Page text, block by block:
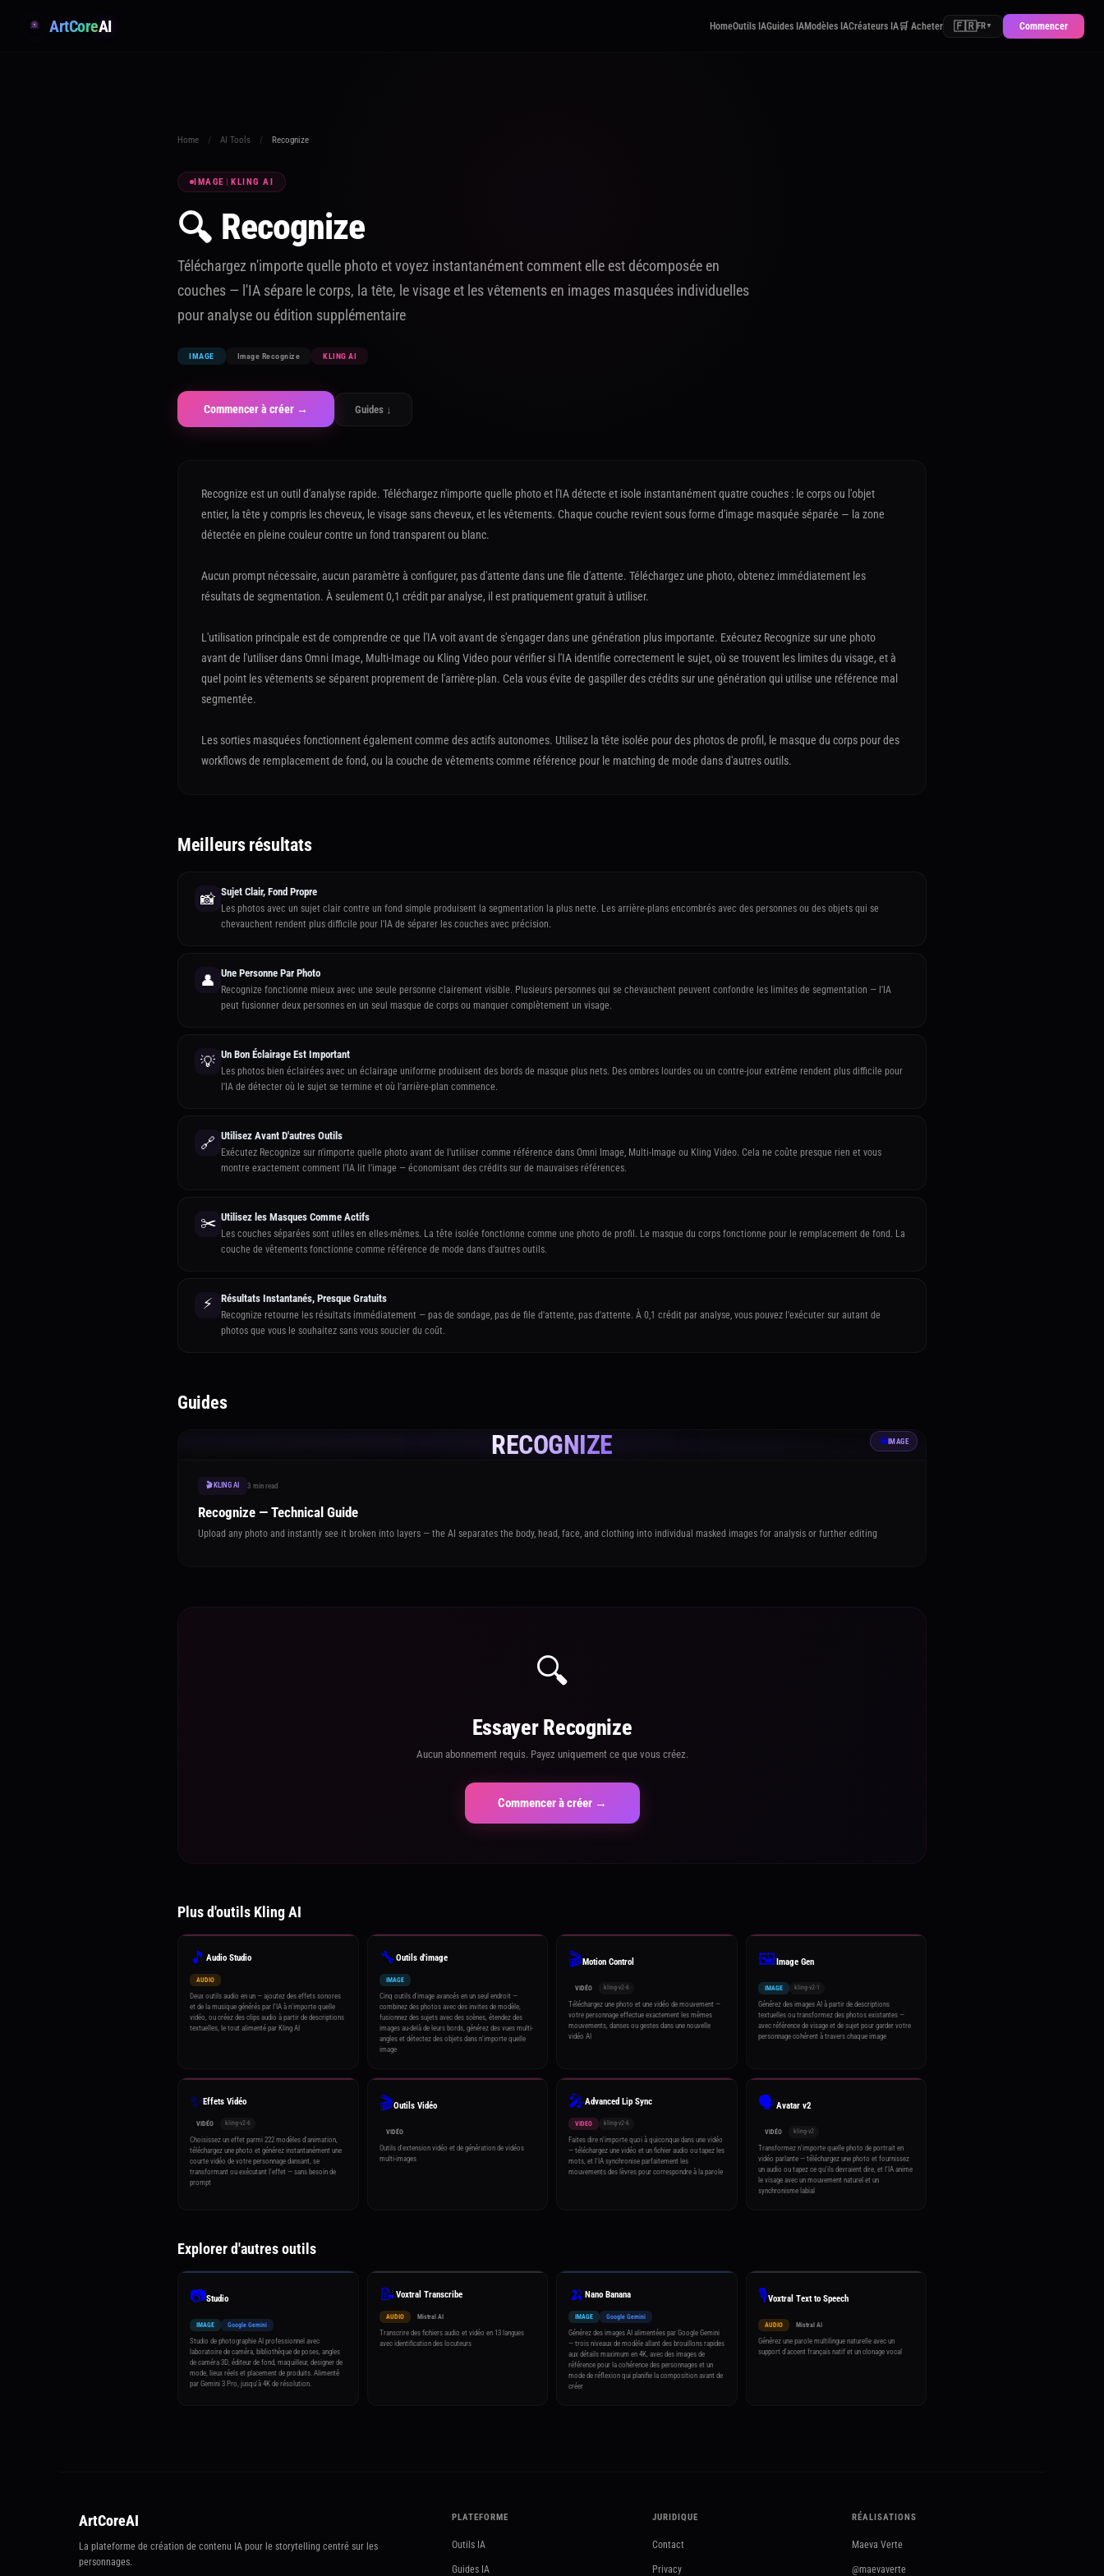
ArtCoreAI HomeOutils IAGuides IAModèles IACréateurs IA🛒 Acheter 🇫🇷FR ▼ Commencer
Home / AI Tools / Recognize
IMAGE | KLING AI
🔍 Recognize
Téléchargez n'importe quelle photo et voyez instantanément comment elle est décomposée en
couches — l'IA sépare le corps, la tête, le visage et les vêtements en images masquées individuelles
pour analyse ou édition supplémentaire
IMAGE Image Recognize KLING AI
Commencer à créer → Guides ↓
Recognize est un outil d'analyse rapide. Téléchargez n'importe quelle photo et l'IA détecte et isole instantanément quatre couches : le corps ou l'objet
entier, la tête y compris les cheveux, le visage sans cheveux, et les vêtements. Chaque couche revient sous forme d'image masquée séparée — la zone
détectée en pleine couleur contre un fond transparent ou blanc.
Aucun prompt nécessaire, aucun paramètre à configurer, pas d'attente dans une file d'attente. Téléchargez une photo, obtenez immédiatement les
résultats de segmentation. À seulement 0,1 crédit par analyse, il est pratiquement gratuit à utiliser.
L'utilisation principale est de comprendre ce que l'IA voit avant de s'engager dans une génération plus importante. Exécutez Recognize sur une photo
avant de l'utiliser dans Omni Image, Multi-Image ou Kling Video pour vérifier si l'IA identifie correctement le sujet, où se trouvent les limites du visage, et à
quel point les vêtements se séparent proprement de l'arrière-plan. Cela vous évite de gaspiller des crédits sur une génération qui utilise une référence mal
segmentée.
Les sorties masquées fonctionnent également comme des actifs autonomes. Utilisez la tête isolée pour des photos de profil, le masque du corps pour des
workflows de remplacement de fond, ou la couche de vêtements comme référence pour le matching de mode dans d'autres outils.
Meilleurs résultats
📸 Sujet Clair, Fond Propre
Les photos avec un sujet clair contre un fond simple produisent la segmentation la plus nette. Les arrière-plans encombrés avec des personnes ou des objets qui se
chevauchent rendent plus difficile pour l'IA de séparer les couches avec précision.
👤 Une Personne Par Photo
Recognize fonctionne mieux avec une seule personne clairement visible. Plusieurs personnes qui se chevauchent peuvent confondre les limites de segmentation — l'IA
peut fusionner deux personnes en un seul masque de corps ou manquer complètement un visage.
💡 Un Bon Éclairage Est Important
Les photos bien éclairées avec un éclairage uniforme produisent des bords de masque plus nets. Des ombres lourdes ou un contre-jour extrême rendent plus difficile pour
l'IA de détecter où le sujet se termine et où l'arrière-plan commence.
🔗 Utilisez Avant D'autres Outils
Exécutez Recognize sur n'importe quelle photo avant de l'utiliser comme référence dans Omni Image, Multi-Image ou Kling Video. Cela ne coûte presque rien et vous
montre exactement comment l'IA lit l'image — économisant des crédits sur de mauvaises références.
✂️ Utilisez les Masques Comme Actifs
Les couches séparées sont utiles en elles-mêmes. La tête isolée fonctionne comme une photo de profil. Le masque du corps fonctionne pour le remplacement de fond. La
couche de vêtements fonctionne comme référence de mode dans d'autres outils.
⚡ Résultats Instantanés, Presque Gratuits
Recognize retourne les résultats immédiatement — pas de sondage, pas de file d'attente, pas d'attente. À 0,1 crédit par analyse, vous pouvez l'exécuter sur autant de
photos que vous le souhaitez sans vous soucier du coût.
Guides
RECOGNIZE 🖼️IMAGE
🎬 KLING AI 3 min read
Recognize — Technical Guide
Upload any photo and instantly see it broken into layers — the AI separates the body, head, face, and clothing into individual masked images for analysis or further editing
🔍
Essayer Recognize
Aucun abonnement requis. Payez uniquement ce que vous créez.
Commencer à créer →
Plus d'outils Kling AI
🎵 Audio Studio
AUDIO
Deux outils audio en un — ajoutez des effets sonores
et de la musique générés par l'IA à n'importe quelle
vidéo, ou créez des clips audio à partir de descriptions
textuelles, le tout alimenté par Kling AI
🔧Outils d'image
IMAGE
Cinq outils d'image avancés en un seul endroit —
combinez des photos avec des invites de modèle,
fusionnez des sujets avec des scènes, étendez des
images au-delà de leurs bords, générez des vues multi-
angles et détectez des objets dans n'importe quelle
image
🎬Motion Control
VIDÉO kling-v2-6
Téléchargez une photo et une vidéo de mouvement —
votre personnage effectue exactement les mêmes
mouvements, danses ou gestes dans une nouvelle
vidéo AI
🖼️Image Gen
IMAGE kling-v2-1
Générez des images AI à partir de descriptions
textuelles ou transformez des photos existantes —
avec référence de visage et de sujet pour garder votre
personnage cohérent à travers chaque image
✨Effets Vidéo
VIDÉO kling-v2-6
Choisissez un effet parmi 222 modèles d'animation,
téléchargez une photo et générez instantanément une
courte vidéo de votre personnage dansant, se
transformant ou exécutant l'effet — sans besoin de
prompt
🎬Outils Vidéo
VIDÉO
Outils d'extension vidéo et de génération de vidéos
multi-images
🎤Advanced Lip Sync
VIDEO kling-v2-6
Faites dire n'importe quoi à quiconque dans une vidéo
— téléchargez une vidéo et un fichier audio ou tapez les
mots, et l'IA synchronise parfaitement les
mouvements des lèvres pour correspondre à la parole
🗣️Avatar v2
VIDÉO kling-v2
Transformez n'importe quelle photo de portrait en
vidéo parlante — téléchargez une photo et fournissez
un audio ou tapez ce qu'ils devraient dire, et l'IA anime
le visage avec un mouvement naturel et un
synchronisme labial
Explorer d'autres outils
📷Studio
IMAGE Google Gemini
Studio de photographie AI professionnel avec
laboratoire de caméra, bibliothèque de poses, angles
de caméra 3D, éditeur de fond, maquilleur, designer de
mode, lieux réels et placement de produits. Alimenté
par Gemini 3 Pro, jusqu'à 4K de résolution.
📝Voxtral Transcribe
AUDIO Mistral AI
Transcrire des fichiers audio et vidéo en 13 langues
avec identification des locuteurs
🍌 Nano Banana
IMAGE Google Gemini
Générez des images AI alimentées par Google Gemini
— trois niveaux de modèle allant des brouillons rapides
aux détails maximum en 4K, avec des images de
référence pour la cohérence des personnages et un
mode de réflexion qui planifie la composition avant de
créer
🎙️Voxtral Text to Speech
AUDIO Mistral AI
Générez une parole multilingue naturelle avec un
support d'accent français natif et un clonage vocal
ArtCoreAI
La plateforme de création de contenu IA pour le storytelling centré sur les
personnages.
PLATEFORME
Outils IA
Guides IA
JURIDIQUE
Contact
Privacy
RÉALISATIONS
Maeva Verte
@maevaverte